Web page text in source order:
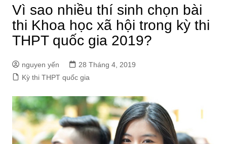
Vì sao nhiều thí sinh chọn bài
thi Khoa học xã hội trong kỳ thi
THPT quốc gia 2019?
nguyen yến
28 Tháng 4, 2019
Kỳ thi THPT quốc gia